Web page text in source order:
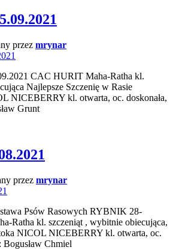
przez mrynar
CAC HURIT Maha-Ratha kl.
Najlepsze Szczenię w Rasie
NICEBERRY kl. otwarta, oc. doskonała,
Grunt
przez mrynar
Psów Rasowych RYBNIK 28-
Ratha kl. szczeniąt , wybitnie obiecująca,
NICOL NICEBERRY kl. otwarta, oc.
Bogusław Chmiel